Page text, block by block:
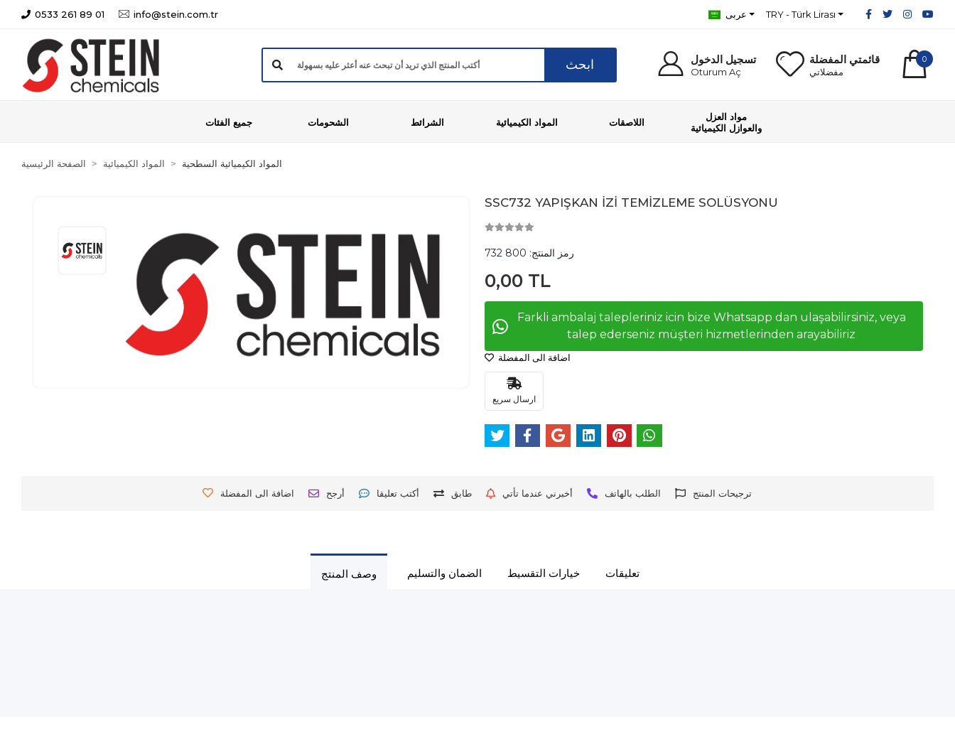
0533 261 89 01 info@stein.com.tr عربى TRY - Türk Lirası
ابحث تسجيل الدخول
Oturum Aç
قائمتي المفضلة
مفضلاتي
0
جميع الفئات الشحومات الشرائط المواد الكيميائية اللاصقات
مواد العزل
والعوازل الكيميائية
الصفحة الرئيسية المواد الكيميائية المواد الكيميائية السطحية
SSC732 YAPIŞKAN İZİ TEMİZLEME SOLÜSYONU
رمز المنتج: 800 732
0,00 TL
Farkli ambalaj talepleriniz icin bize Whatsapp dan ulaşabilirsiniz, veya
talep ederseniz müşteri hizmetlerinden arayabiliriz
اضافة الى المفضلة
ارسال سريع
اضافة الى المفضلة أرجح أكتب تعليقا طابق أخبرني عندما تأتي الطلب بالهاتف ترجيحات المنتج
وصف المنتج الضمان والتسليم خيارات التقسيط تعليقات